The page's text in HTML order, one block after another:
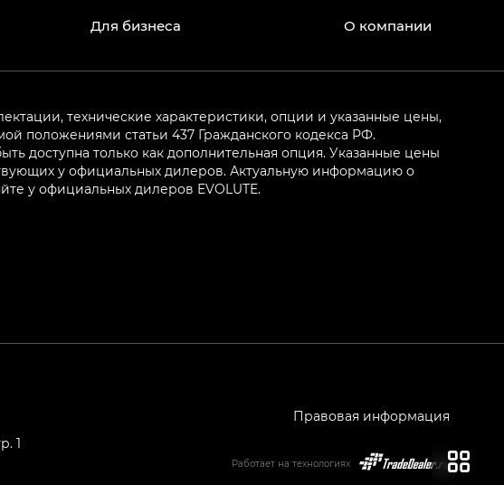
Для бизнеса О компании
технические характеристики, опции и указанные цены,
положениями статьи 437 Гражданского кодекса РФ.
доступна только как дополнительная опция. Указанные цены
у официальных дилеров. Актуальную информацию о
у официальных дилеров EVOLUTE.
1
Правовая информация
Работает на технологиях